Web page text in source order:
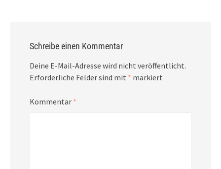
Schreibe einen Kommentar
Deine E-Mail-Adresse wird nicht veröffentlicht.
Erforderliche Felder sind mit * markiert
Kommentar *